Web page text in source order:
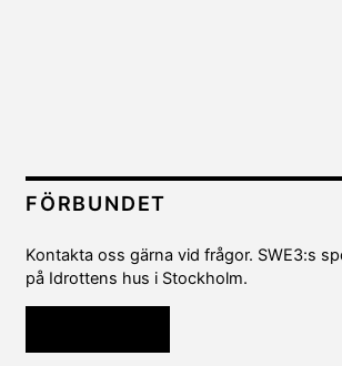
FÖRBUNDET
Kontakta oss gärna vid frågor. SWE3:s
på Idrottens hus i Stockholm.